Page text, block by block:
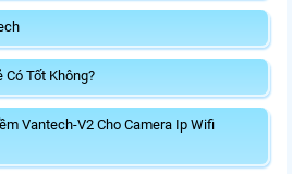
Có Tốt Không?
Vantech-V2 Cho Camera Ip Wifi